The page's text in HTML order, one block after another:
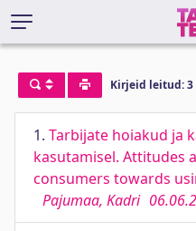
Kirjeid leitud: 3
1. Tarbijate hoiakud ja
kasutamisel. Attitudes
consumers towards
Pajumaa, Kadri